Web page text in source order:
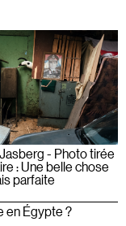
- Photo tirée
: Une belle chose
parfaite
en Égypte ?